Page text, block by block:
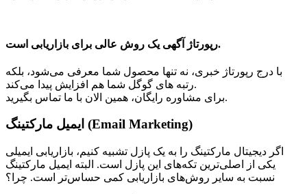
رپورتاژ آگهی یک روش عالی برای بازاریابی است.
با درج رپورتاژ خبری، نه تنها محصول شما معرفی می‌شود، بلکه
رتبه های گوگل شما هم افزایش پیدا می‌کند.
برای مشاوره رایگان، همین الان با ما تماس بگیرید.
ایمیل مارکتینگ (Email Marketing)
اگر دیجیتال مارکتینگ را به یک پازل تشبیه کنیم، بازاریابی ایمیلی
یکی از اصلی‌ترین تکه‌های این پازل است. البته ایمیل مارکتینگ
نسبت به سایر روش‌های بازاریابی کمی حساس‌تر است. چرا؟